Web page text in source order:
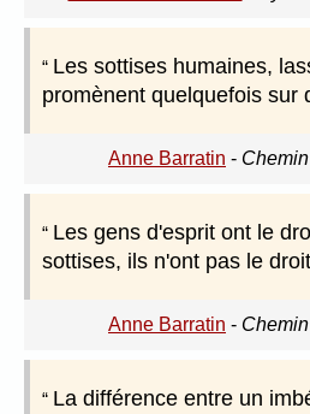
Les sottises humaines,
promènent quelquefois sur
Anne Barratin -
Les gens d'esprit ont le
sottises, ils n'ont pas le
Anne Barratin -
La différence entre un